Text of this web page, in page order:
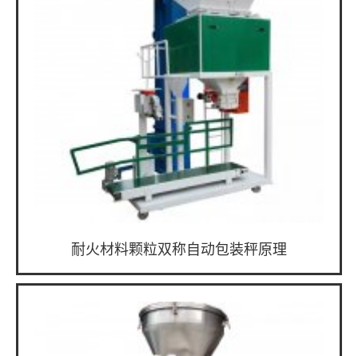
耐火材料颗粒双称自动包装秤原理